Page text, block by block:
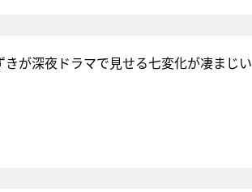
が深夜ドラマで見せる七変化が凄まじい